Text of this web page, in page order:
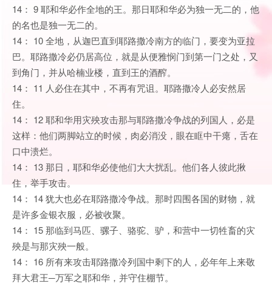
14： 9 耶和华必作全地的王。那日耶和华必为独一无二的，他
的名也是独一无二的。
14： 10 全地，从迦巴直到耶路撒冷南方的临门，要变为亚拉
巴。耶路撒冷必仍居高位，就是从便雅悯门到第一门之处，又
到角门，并从哈楠业楼，直到王的酒醡。
14： 11 人必住在其中，不再有咒诅。耶路撒冷人必安然居
住。
14： 12 耶和华用灾殃攻击那与耶路撒冷争战的列国人，必是
这样：他们两脚站立的时候，肉必消没，眼在眶中干瘪，舌在
口中溃烂。
14： 13 那日，耶和华必使他们大大扰乱。他们各人彼此揪
住，举手攻击。
14： 14 犹大也必在耶路撒冷争战。那时四围各国的财物，就
是许多金银衣服，必被收聚。
14： 15 那临到马匹、骡子、骆驼、驴，和营中一切牲畜的灾
殃是与那灾殃一般。
14： 16 所有来攻击耶路撒冷列国中剩下的人，必年年上来敬
拜大君王─万军之耶和华，并守住棚节。